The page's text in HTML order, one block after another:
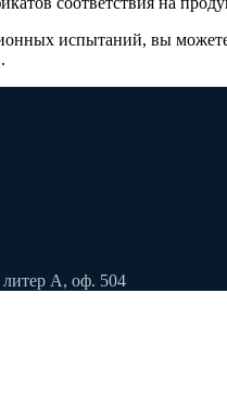
испытаний, вы
литер А, оф. 504